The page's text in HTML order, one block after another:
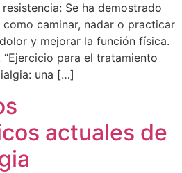
Se ha demostrado
caminar, nadar o practicar
y mejorar la función física.
“Ejercicio para el tratamiento
una […]
actuales de